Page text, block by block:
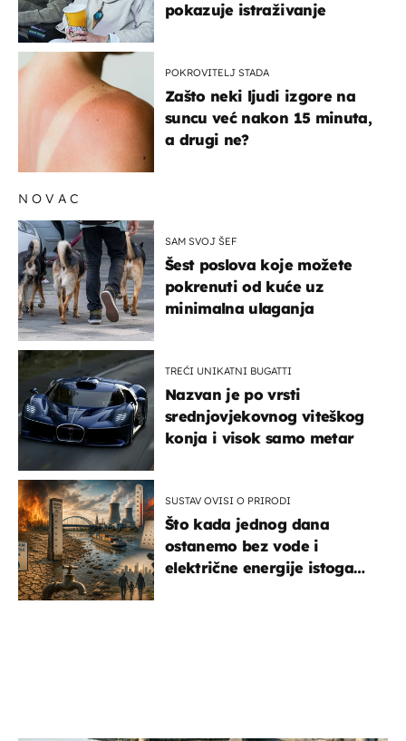
pokazuje istraživanje
POKROVITELJ STADA
Zašto neki ljudi izgore na
suncu već nakon 15 minuta,
a drugi ne?
NOVAC
SAM SVOJ ŠEF
Šest poslova koje možete
pokrenuti od kuće uz
minimalna ulaganja
TREĆI UNIKATNI BUGATTI
Nazvan je po vrsti
srednjovjekovnog viteškog
konja i visok samo metar
SUSTAV OVISI O PRIRODI
Što kada jednog dana
ostanemo bez vode i
električne energije istoga